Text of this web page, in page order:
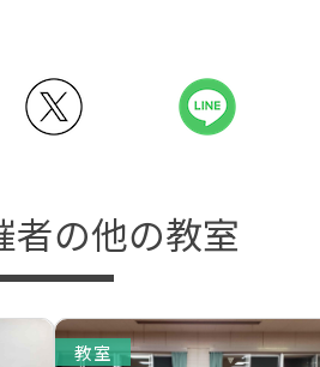
者の他の教室
教室